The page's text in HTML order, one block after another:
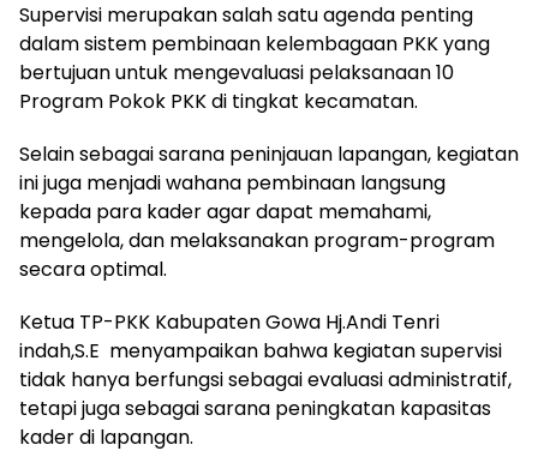
‎Supervisi merupakan salah satu agenda penting
dalam sistem pembinaan kelembagaan PKK yang
bertujuan untuk mengevaluasi pelaksanaan 10
Program Pokok PKK di tingkat kecamatan.
‎‎Selain sebagai sarana peninjauan lapangan, kegiatan
ini juga menjadi wahana pembinaan langsung
kepada para kader agar dapat memahami,
mengelola, dan melaksanakan program-program
secara optimal.
‎Ketua TP-PKK Kabupaten Gowa Hj.Andi Tenri
indah,S.E menyampaikan bahwa kegiatan supervisi
tidak hanya berfungsi sebagai evaluasi administratif,
tetapi juga sebagai sarana peningkatan kapasitas
kader di lapangan.